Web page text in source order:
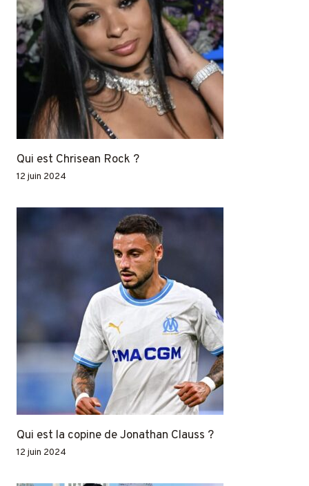
Qui est Chrisean Rock ?
12 juin 2024
Qui est la copine de Jonathan Clauss ?
12 juin 2024